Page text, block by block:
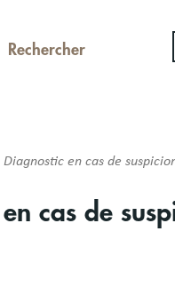
Rechercher
Diagnostic en cas de
cas de